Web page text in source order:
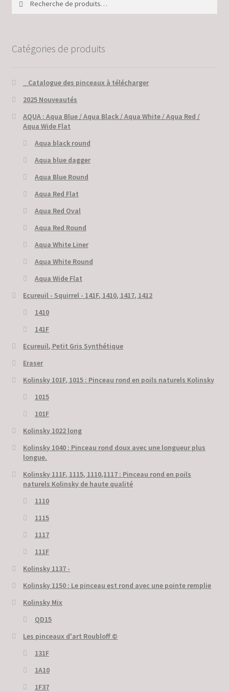
Catégories de produits
_ Catalogue des pinceaux à télécharger
2025 Nouveautés
AQUA : Aqua Blue / Aqua Black / Aqua White / Aqua Red /
Aqua Wide Flat
Aqua black round
Aqua blue dagger
Aqua Blue Round
Aqua Red Flat
Aqua Red Oval
Aqua Red Round
Aqua White Liner
Aqua White Round
Aqua Wide Flat
Ecureuil - Squirrel - 141F, 1410, 1417, 1412
1410
141F
Ecureuil, Petit Gris Synthétique
Eraser
Kolinsky 101F, 1015 : Pinceau rond en poils naturels Kolinsky
1015
101F
Kolinsky 1022 long
Kolinsky 1040 : Pinceau rond doux avec une longueur plus
longue.
Kolinsky 111F, 1115, 1110,1117 : Pinceau rond en poils
naturels Kolinsky de haute qualité
1110
1115
1117
111F
Kolinsky 1137 -
Kolinsky 1150 : Le pinceau est rond avec une pointe remplie
Kolinsky Mix
QD15
Les pinceaux d'art Roubloff ©
131F
1A10
1F37